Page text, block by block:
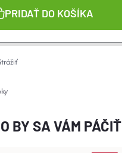
PRIDAŤ DO KOŠÍKA
BY SA VÁM PÁČIŤ